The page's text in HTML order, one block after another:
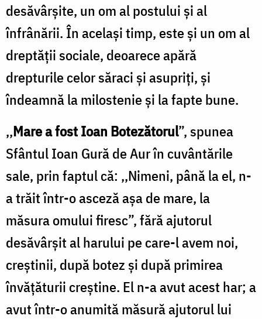
desăvârșite, un om al postului și al
înfrânării. În același timp, este și un om al
dreptății sociale, deoarece apără
drepturile celor săraci și asupriți, și
îndeamnă la milostenie și la fapte bune.
,,Mare a fost Ioan Botezătorul”, spunea
Sfântul Ioan Gură de Aur în cuvântările
sale, prin faptul că: ,,Nimeni, până la el, n-
a trăit într-o asceză aşa de mare, la
măsura omului firesc”, fără ajutorul
desăvârşit al harului pe care-l avem noi,
creștinii, după botez şi după primirea
învăţăturii creştine. El n-a avut acest har; a
avut într-o anumită măsură ajutorul lui